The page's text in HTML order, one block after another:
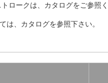
ロークは、カタログをご参照
は、カタログを参照下さい。